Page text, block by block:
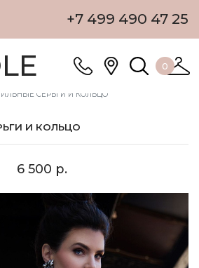
+7 499 490 47 25
0
СЕРЬГИ И КОЛЬЦО
И КОЛЬЦО
6 500 р.